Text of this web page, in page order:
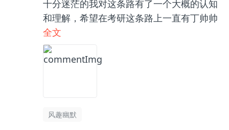
十分迷茫的我对这条路有了一个大概的认知
和理解，希望在考研这条路上一直有丁帅帅
的陪伴！
全文
风趣幽默